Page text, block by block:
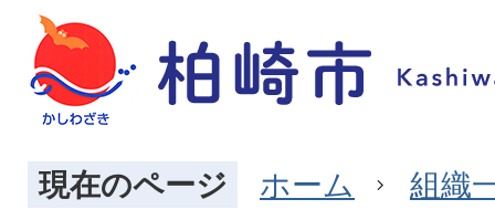
現在のページ ホーム 組織